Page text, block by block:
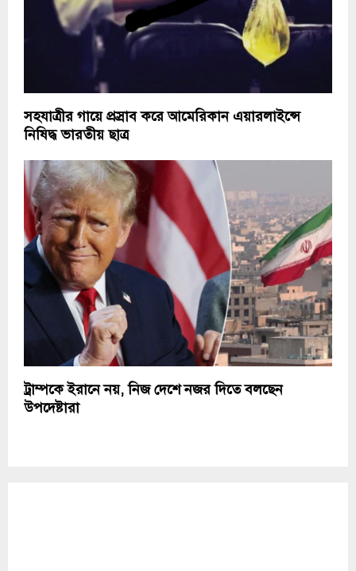
সহযাত্রীর গায়ে প্রস্রাব করে আমেরিকান এয়ারলাইন্সে
নিষিদ্ধ ভারতীয় ছাত্র
ট্রাম্পকে ইরানে নয়, নিজ দেশে নজর দিতে বলছেন
উপদেষ্টারা